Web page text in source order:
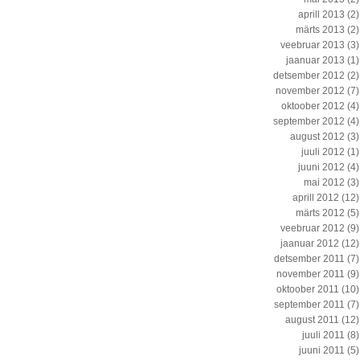
aprill 2013 (2)
märts 2013 (2)
veebruar 2013 (3)
jaanuar 2013 (1)
detsember 2012 (2)
november 2012 (7)
oktoober 2012 (4)
september 2012 (4)
august 2012 (3)
juuli 2012 (1)
juuni 2012 (4)
mai 2012 (3)
aprill 2012 (12)
märts 2012 (5)
veebruar 2012 (9)
jaanuar 2012 (12)
detsember 2011 (7)
november 2011 (9)
oktoober 2011 (10)
september 2011 (7)
august 2011 (12)
juuli 2011 (8)
juuni 2011 (5)